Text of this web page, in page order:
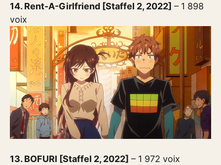
14. Rent-A-Girlfriend [Staffel 2, 2022] – 1 898
voix
13. BOFURI [Staffel 2, 2022] – 1 972 voix